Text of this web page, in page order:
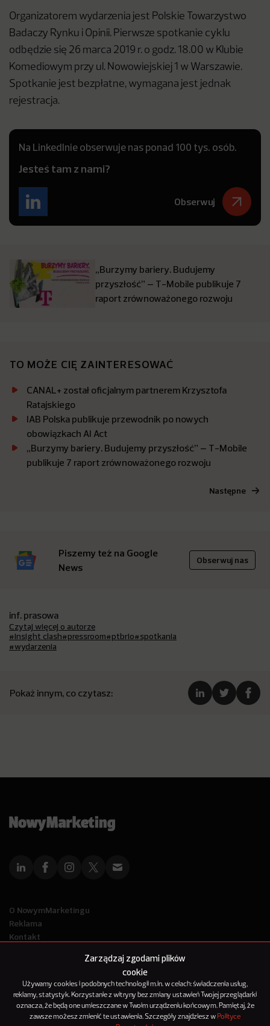
Zarządzaj zgodami plików
cookie
Używamy cookies i podobnych technologii m.in. w celach: świadczenia usług,
reklamy, statystyk. Korzystanie z witryny bez zmiany ustawień Twojej przeglądarki
oznacza, że będą one umieszczane w Twoim urządzeniu końcowym. Pamiętaj, że
zawsze możesz zmienić te ustawienia. Szczegóły znajdziesz w Polityce
Organizatorem wydarzenia jest Polskie Towarzystwo
Badaczy Rynku i Opinii. Pierwsze spotkanie cyklu
odbędzie się 26 marca 2019 r. o godz. 18.00 w Klubie
Komediowym przy ul. Nowowiejskiej 1 w Warszawie.
Spotkanie jest bezpłatne, wymagana jest jednak
rejestracja.
Na LinkedInie obserwuje nas ponad 100 tys. osób.
Jesteś tam z nami?
Obserwuj
„Burzymy bariery. Budujemy
przyszłość” – T-Mobile publikuje 7
raport zrównoważonego rozwoju
TO MOŻE CIĘ ZAINTERESOWAĆ
CANAL+ został oficjalnym partnerem Krzysztofa
Ratajskiego
IAB Polska publikuje przewodnik po nowych
obowiązkach AI Act
„Burzymy bariery. Budujemy przyszłość” – T-Mobile
publikuje 7 raport zrównoważonego rozwoju
Następne
Piszemy też na Google
News
Obserwuj nas
inf. prasowa
Czytaj więcej o autorze
#insight clash#pressroom#ptbrio#spotkania
#wydarzenia
Pokaż innym, co czytasz:
O NowymMarketingu
Reklama
Kontakt
© 2012-2025